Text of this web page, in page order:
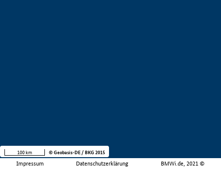
Impressum Datenschutzerklärung BMWi.de, 2021 ©
100 km © Geobasis-DE / BKG 2015